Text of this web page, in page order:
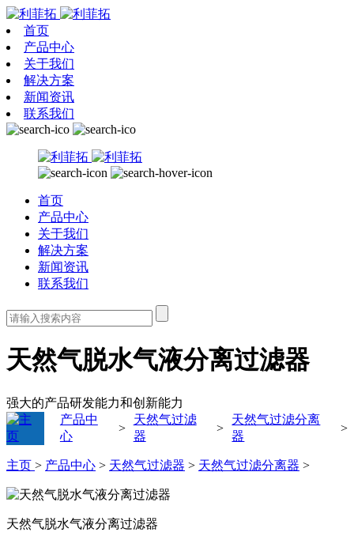
首页
产品中心
关于我们
解决方案
新闻资讯
联系我们
首页
产品中心
关于我们
解决方案
新闻资讯
联系我们
天然气脱水气液分离过滤器
强大的产品研发能力和创新能力
产品中
心
>
天然气过滤
器
>
天然气过滤分离
器
>
主页 > 产品中心 > 天然气过滤器 > 天然气过滤分离器 >
天然气脱水气液分离过滤器